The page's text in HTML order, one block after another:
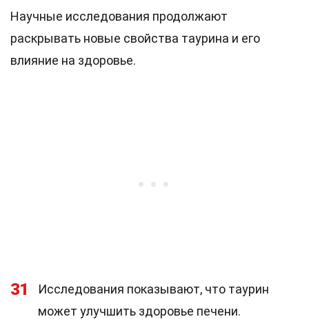
Научные исследования продолжают
раскрывать новые свойства таурина и его
влияние на здоровье.
31
Исследования показывают, что таурин
может улучшить здоровье печени.